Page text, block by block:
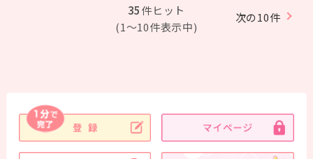
35件ヒット
(1～10件表示中)
次の10件